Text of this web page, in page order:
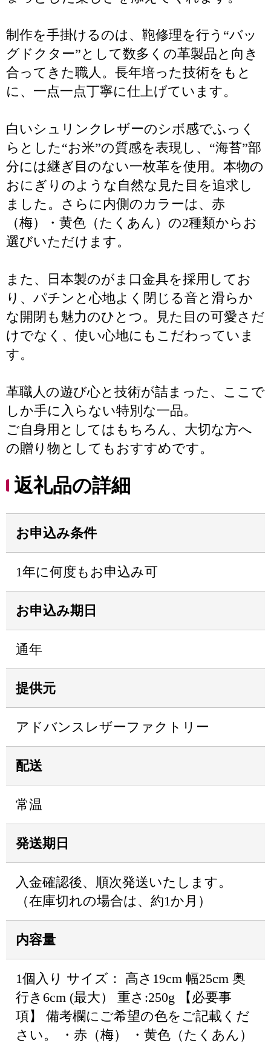
制作を手掛けるのは、鞄修理を行う“バッ
グドクター”として数多くの革製品と向き
合ってきた職人。長年培った技術をもと
に、一点一点丁寧に仕上げています。
白いシュリンクレザーのシボ感でふっく
らとした“お米”の質感を表現し、“海苔”部
分には継ぎ目のない一枚革を使用。本物の
おにぎりのような自然な見た目を追求し
ました。さらに内側のカラーは、赤
（梅）・黄色（たくあん）の2種類からお
選びいただけます。
また、日本製のがま口金具を採用してお
り、パチンと心地よく閉じる音と滑らか
な開閉も魅力のひとつ。見た目の可愛さだ
けでなく、使い心地にもこだわっていま
す。
革職人の遊び心と技術が詰まった、ここで
しか手に入らない特別な一品。
ご自身用としてはもちろん、大切な方へ
の贈り物としてもおすすめです。
返礼品の詳細
お申込み条件
1年に何度もお申込み可
お申込み期日
通年
提供元
アドバンスレザーファクトリー
配送
常温
発送期日
入金確認後、順次発送いたします。
（在庫切れの場合は、約1か月）
内容量
1個入り サイズ： 高さ19cm 幅25cm 奥
行き6cm (最大） 重さ:250g 【必要事
項】 備考欄にご希望の色をご記載くだ
さい。 ・赤（梅） ・黄色（たくあん）